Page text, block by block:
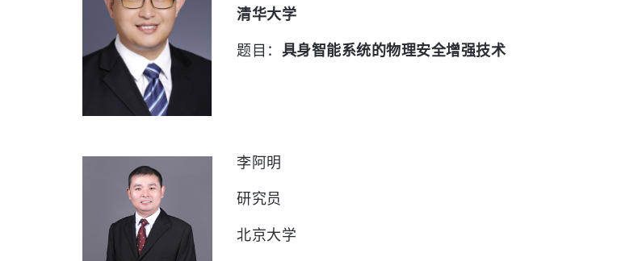
清华大学
题目： 具身智能系统的物理安全增强技术
李阿明
研究员
北京大学